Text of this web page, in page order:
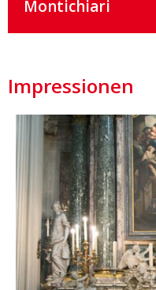
Montichiari
Impressionen